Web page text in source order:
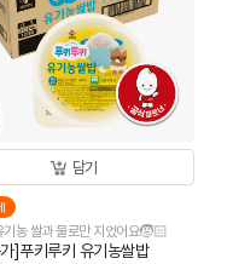
담기
농 쌀과 물로만 지었어요🧒🏻
]푸키루키 유기농쌀밥